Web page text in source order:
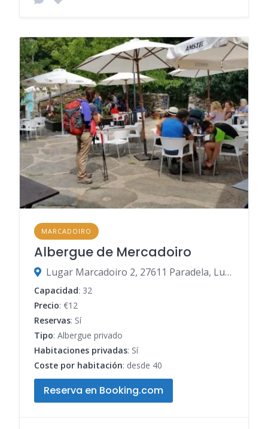
MARCADOIRO
Albergue de Mercadoiro
Lugar Marcadoiro 2, 27611 Paradela, Lugo, España
Capacidad: 32
Precio: €12
Reservas: Sí
Tipo: Albergue privado
Habitaciones privadas: Sí
Coste por habitación: desde 40
Reserva en Booking.com